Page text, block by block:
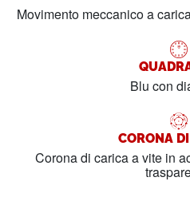
Movimento meccanico a
Blu con
CORONA
Corona di carica a vite in